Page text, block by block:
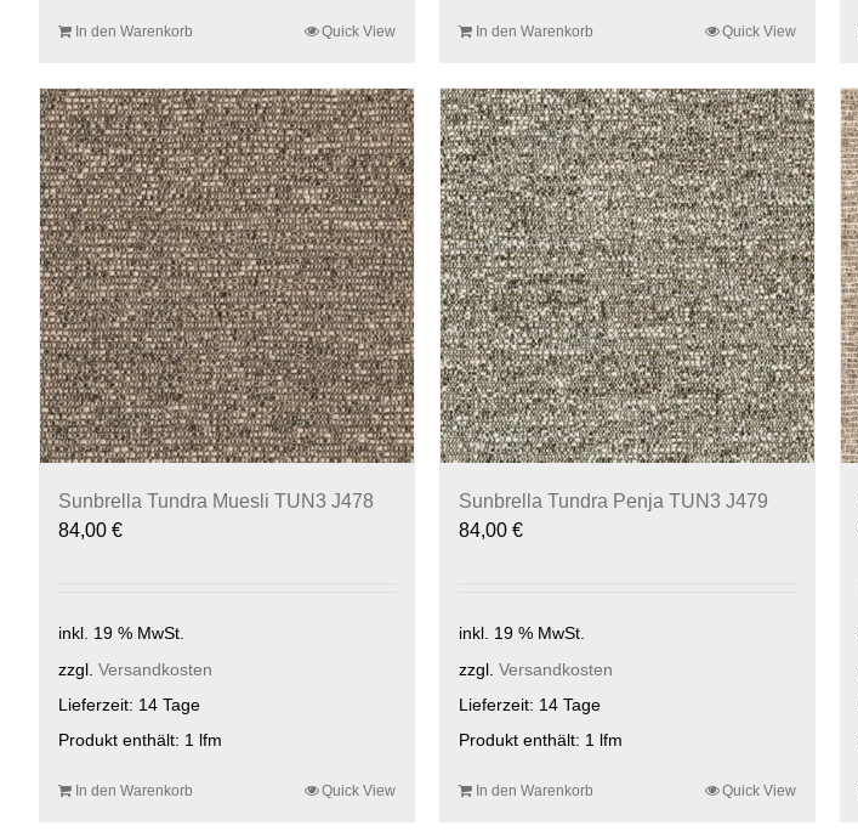
In den Warenkorb Quick View In den Warenkorb Quick View
Sunbrella Tundra Muesli TUN3 J478
84,00 €
inkl. 19 % MwSt.
zzgl. Versandkosten
Lieferzeit: 14 Tage
Produkt enthält: 1 lfm
In den Warenkorb Quick View
Sunbrella Tundra Penja TUN3 J479
84,00 €
inkl. 19 % MwSt.
zzgl. Versandkosten
Lieferzeit: 14 Tage
Produkt enthält: 1 lfm
In den Warenkorb Quick View